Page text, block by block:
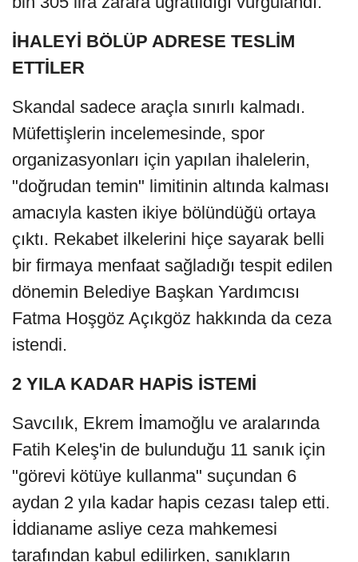
İHALEYİ BÖLÜP ADRESE TESLİM
ETTİLER
Skandal sadece araçla sınırlı kalmadı.
Müfettişlerin incelemesinde, spor
organizasyonları için yapılan ihalelerin,
"doğrudan temin" limitinin altında kalması
amacıyla kasten ikiye bölündüğü ortaya
çıktı. Rekabet ilkelerini hiçe sayarak belli
bir firmaya menfaat sağladığı tespit edilen
dönemin Belediye Başkan Yardımcısı
Fatma Hoşgöz Açıkgöz hakkında da ceza
istendi.
2 YILA KADAR HAPİS İSTEMİ
Savcılık, Ekrem İmamoğlu ve aralarında
Fatih Keleş'in de bulunduğu 11 sanık için
"görevi kötüye kullanma" suçundan 6
aydan 2 yıla kadar hapis cezası talep etti.
İddianame asliye ceza mahkemesi
tarafından kabul edilirken, sanıkların